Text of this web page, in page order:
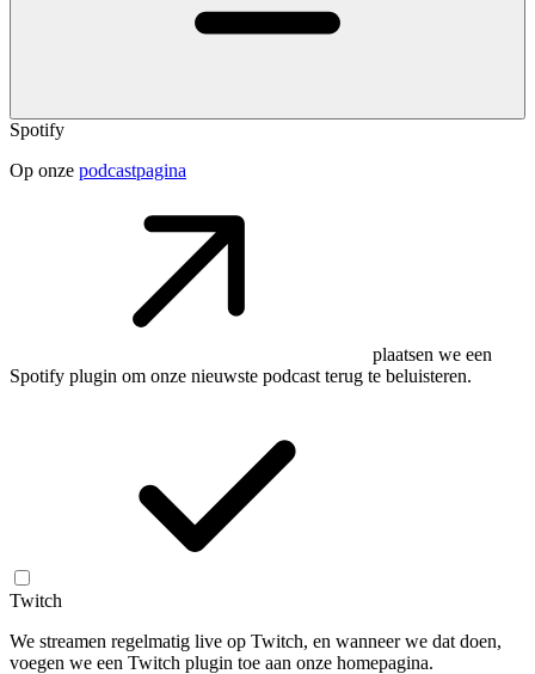
Spotify
Op onze podcastpagina
plaatsen we een
Spotify plugin om onze nieuwste podcast terug te beluisteren.
Twitch
We streamen regelmatig live op Twitch, en wanneer we dat doen,
voegen we een Twitch plugin toe aan onze homepagina.